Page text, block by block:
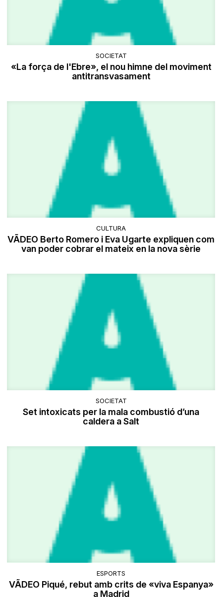
SOCIETAT
«La força de l'Ebre», el nou himne del moviment
antitransvasament
CULTURA
VÃDEO Berto Romero i Eva Ugarte expliquen com
van poder cobrar el mateix en la nova sèrie
SOCIETAT
Set intoxicats per la mala combustió d’una
caldera a Salt
ESPORTS
VÃDEO Piqué, rebut amb crits de «viva Espanya»
a Madrid